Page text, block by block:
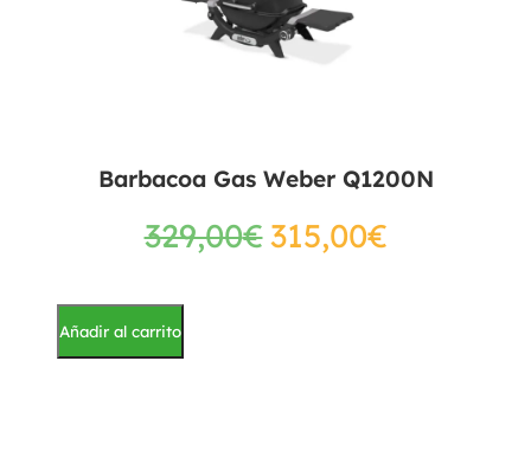
Barbacoa Gas Weber Q1200N
329,00€315,00€
Añadir al carrito